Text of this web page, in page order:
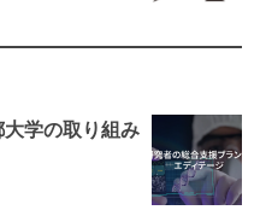
学の取り組み